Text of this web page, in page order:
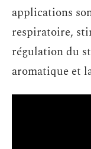
applications
respiratoire,
régulation du
aromatique et